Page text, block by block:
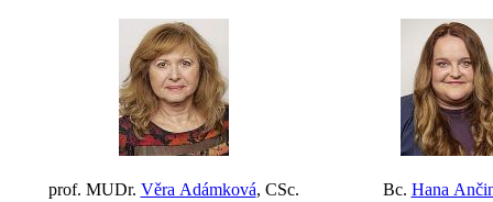
prof. MUDr. Věra Adámková, CSc. Bc. Hana